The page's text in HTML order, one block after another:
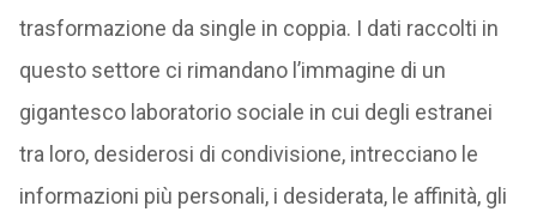
trasformazione da single in coppia. I dati raccolti in
questo settore ci rimandano l’immagine di un
gigantesco laboratorio sociale in cui degli estranei
tra loro, desiderosi di condivisione, intrecciano le
informazioni più personali, i desiderata, le affinità, gli